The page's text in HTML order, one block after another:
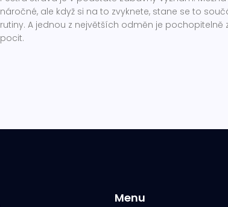
náročné, ale když si na to zvyknete, stane se to
rutiny. A jednou z největších odměn je pochopitelně
pocit.
Menu